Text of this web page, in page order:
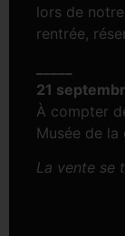
lors de
rentrée,
21
À compter
Musée de
La vente se